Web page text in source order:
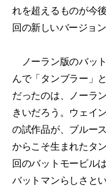
れを超えるものが今
回の新しいバージョ
ノーラン版のバッ
んで「タンブラー」
だったのは、ノーラ
きいだろう。ウェイ
の試作品が、ブルー
からこそ生まれたタ
回のバットモービル
バットマンらしさと